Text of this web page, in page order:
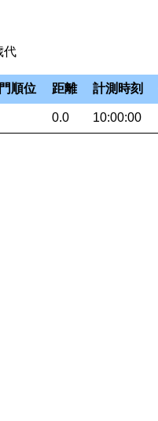
代
順位 距離 計測時刻
0.0 10:00:00